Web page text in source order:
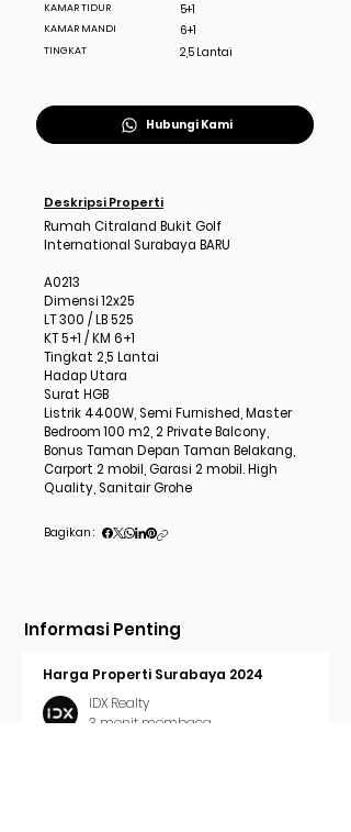
KAMAR TIDUR
KAMAR MANDI
TINGKAT
5+1
6+1
2,5 Lantai
Hubungi Kami
Deskripsi Properti
Rumah Citraland Bukit Golf
International Surabaya BARU
A0213
Dimensi 12x25
LT 300 / LB 525
KT 5+1 / KM 6+1
Tingkat 2,5 Lantai
Hadap Utara
Surat HGB
Listrik 4400W, Semi Furnished, Master
Bedroom 100 m2, 2 Private Balcony,
Bonus Taman Depan Taman Belakang,
Carport 2 mobil, Garasi 2 mobil. High
Quality, Sanitair Grohe
Bagikan :
Informasi Penting
Harga Properti Surabaya 2024
IDX Realty
3 menit membaca